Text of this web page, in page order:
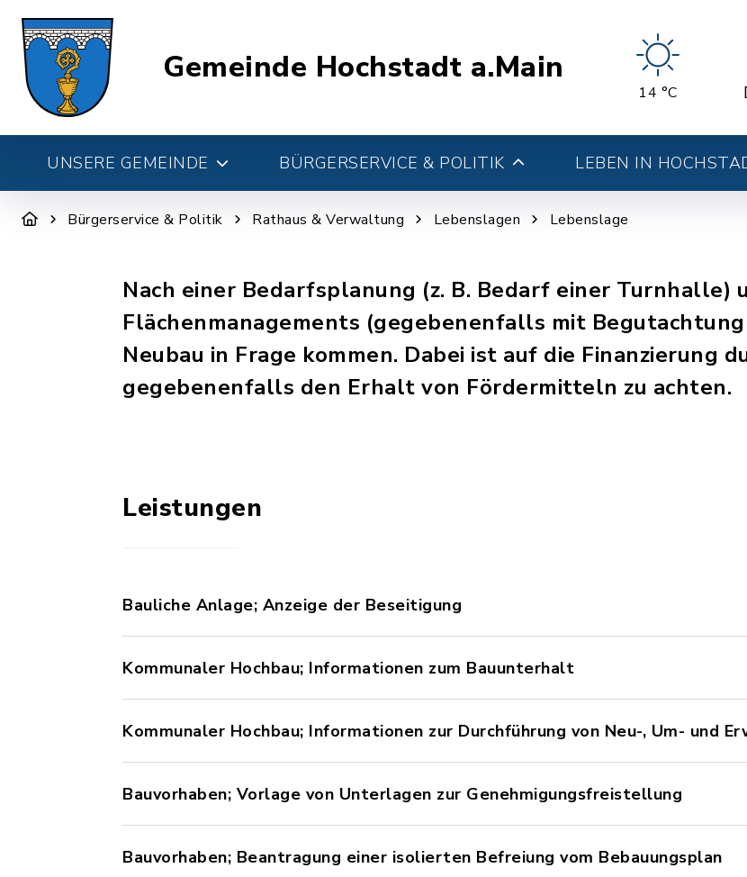
Gemeinde Hochstadt a.Main
14 °C
UNSERE GEMEINDE BÜRGERSERVICE & POLITIK LEBEN IN
Bürgerservice & Politik Rathaus & Verwaltung Lebenslagen Lebenslage
Nach einer Bedarfsplanung (z. B. Bedarf einer Turnhalle)
Flächenmanagements (gegebenenfalls mit
Neubau in Frage kommen. Dabei ist auf die Finanzierung
gegebenenfalls den Erhalt von Fördermitteln zu achten.
Leistungen
Bauliche Anlage; Anzeige der Beseitigung
Kommunaler Hochbau; Informationen zum Bauunterhalt
Kommunaler Hochbau; Informationen zur Durchführung von Neu-, Um- und
Bauvorhaben; Vorlage von Unterlagen zur Genehmigungsfreistellung
Bauvorhaben; Beantragung einer isolierten Befreiung vom Bebauungsplan